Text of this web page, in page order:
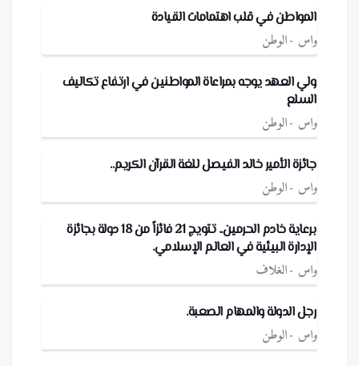
المواطن في قلب اهتمامات القيادة
واس الوطن
ولي العهد يوجه بمراعاة المواطنين في ارتفاع تكاليف
السلع
واس الوطن
جائزة الأمير خالد الفيصل للغة القرآن الكريم..
واس الوطن
برعاية خادم الحرمين.. تتويج 21 فائزاً من 18 دولة بجائزة
الإدارة البيئية في العالم الإسلامي.
واس الغلاف
رجل الدولة والمهام الصعبة.
واس الوطن